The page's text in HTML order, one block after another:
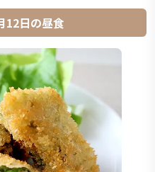
12日の昼食